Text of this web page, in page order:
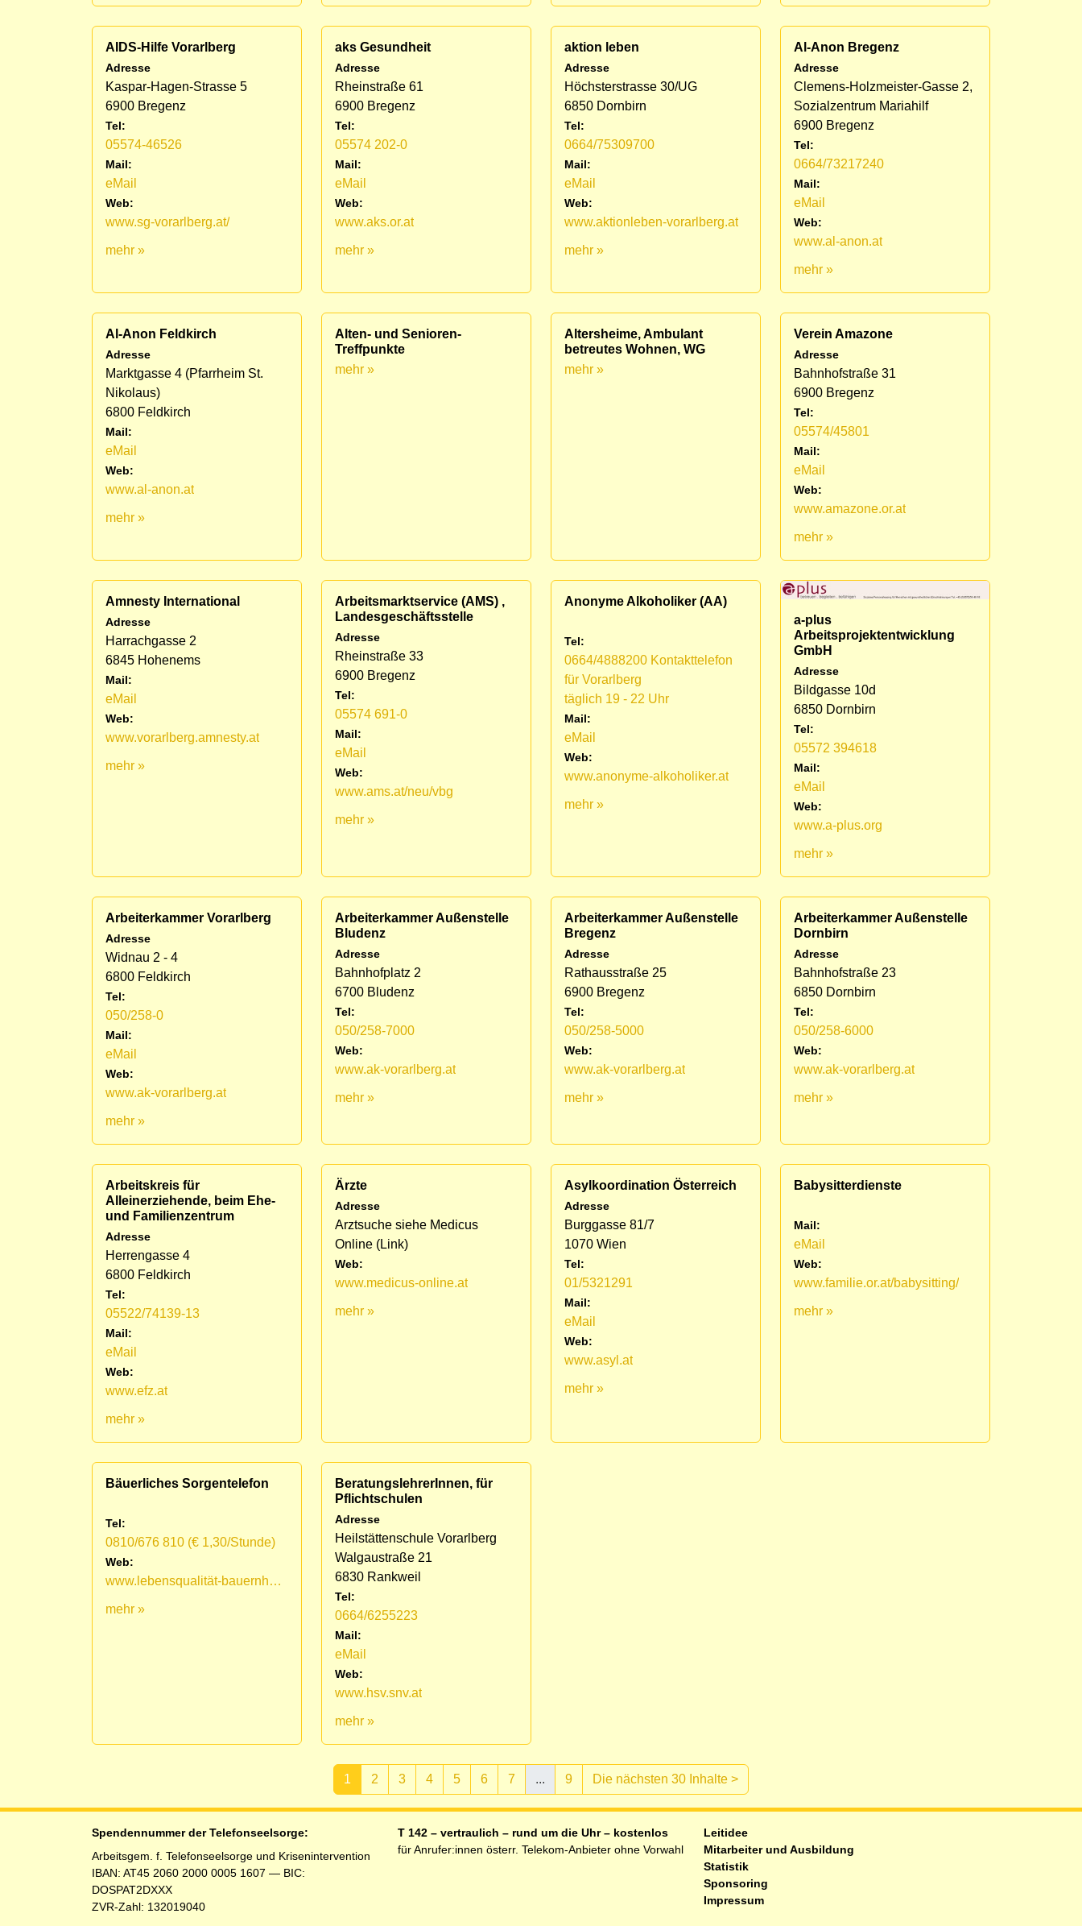
AIDS-Hilfe Vorarlberg
Adresse
Kaspar-Hagen-Strasse 5
6900 Bregenz
Tel:
05574-46526
Mail:
eMail
Web:
www.sg-vorarlberg.at/
mehr »
aks Gesundheit
Adresse
Rheinstraße 61
6900 Bregenz
Tel:
05574 202-0
Mail:
eMail
Web:
www.aks.or.at
mehr »
aktion leben
Adresse
Höchsterstrasse 30/UG
6850 Dornbirn
Tel:
0664/75309700
Mail:
eMail
Web:
www.aktionleben-vorarlberg.at
mehr »
Al-Anon Bregenz
Adresse
Clemens-Holzmeister-Gasse 2,
Sozialzentrum Mariahilf
6900 Bregenz
Tel:
0664/73217240
Mail:
eMail
Web:
www.al-anon.at
mehr »
Al-Anon Feldkirch
Adresse
Marktgasse 4 (Pfarrheim St.
Nikolaus)
6800 Feldkirch
Mail:
eMail
Web:
www.al-anon.at
mehr »
Alten- und Senioren-
Treffpunkte
mehr »
Altersheime, Ambulant
betreutes Wohnen, WG
mehr »
Verein Amazone
Adresse
Bahnhofstraße 31
6900 Bregenz
Tel:
05574/45801
Mail:
eMail
Web:
www.amazone.or.at
mehr »
Amnesty International
Adresse
Harrachgasse 2
6845 Hohenems
Mail:
eMail
Web:
www.vorarlberg.amnesty.at
mehr »
Arbeitsmarktservice (AMS) ,
Landesgeschäftsstelle
Adresse
Rheinstraße 33
6900 Bregenz
Tel:
05574 691-0
Mail:
eMail
Web:
www.ams.at/neu/vbg
mehr »
Anonyme Alkoholiker (AA)
Tel:
0664/4888200 Kontakttelefon
für Vorarlberg
täglich 19 - 22 Uhr
Mail:
eMail
Web:
www.anonyme-alkoholiker.at
mehr »
a-plus
Arbeitsprojektentwicklung
GmbH
Adresse
Bildgasse 10d
6850 Dornbirn
Tel:
05572 394618
Mail:
eMail
Web:
www.a-plus.org
mehr »
Arbeiterkammer Vorarlberg
Adresse
Widnau 2 - 4
6800 Feldkirch
Tel:
050/258-0
Mail:
eMail
Web:
www.ak-vorarlberg.at
mehr »
Arbeiterkammer Außenstelle
Bludenz
Adresse
Bahnhofplatz 2
6700 Bludenz
Tel:
050/258-7000
Web:
www.ak-vorarlberg.at
mehr »
Arbeiterkammer Außenstelle
Bregenz
Adresse
Rathausstraße 25
6900 Bregenz
Tel:
050/258-5000
Web:
www.ak-vorarlberg.at
mehr »
Arbeiterkammer Außenstelle
Dornbirn
Adresse
Bahnhofstraße 23
6850 Dornbirn
Tel:
050/258-6000
Web:
www.ak-vorarlberg.at
mehr »
Arbeitskreis für
Alleinerziehende, beim Ehe-
und Familienzentrum
Adresse
Herrengasse 4
6800 Feldkirch
Tel:
05522/74139-13
Mail:
eMail
Web:
www.efz.at
mehr »
Ärzte
Adresse
Arztsuche siehe Medicus
Online (Link)
Web:
www.medicus-online.at
mehr »
Asylkoordination Österreich
Adresse
Burggasse 81/7
1070 Wien
Tel:
01/5321291
Mail:
eMail
Web:
www.asyl.at
mehr »
Babysitterdienste
Mail:
eMail
Web:
www.familie.or.at/babysitting/
mehr »
Bäuerliches Sorgentelefon
Tel:
0810/676 810 (€ 1,30/Stunde)
Web:
www.lebensqualität-bauernhof.at
mehr »
BeratungslehrerInnen, für
Pflichtschulen
Adresse
Heilstättenschule Vorarlberg
Walgaustraße 21
6830 Rankweil
Tel:
0664/6255223
Mail:
eMail
Web:
www.hsv.snv.at
mehr »
1
2 3 4 5 6 7 ... 9 Die nächsten 30 Inhalte >
Spendennummer der Telefonseelsorge:
Arbeitsgem. f. Telefonseelsorge und Krisenintervention
IBAN: AT45 2060 2000 0005 1607 — BIC:
DOSPAT2DXXX
ZVR-Zahl: 132019040
T 142 – vertraulich – rund um die Uhr – kostenlos
für Anrufer:innen österr. Telekom-Anbieter ohne Vorwahl
Leitidee
Mitarbeiter und Ausbildung
Statistik
Sponsoring
Impressum